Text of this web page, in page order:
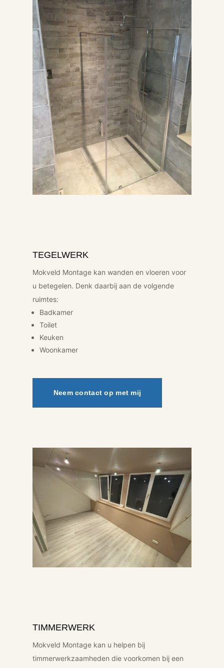
TEGELWERK
Mokveld Montage kan wanden en vloeren voor
u betegelen. Denk daarbij aan de volgende
ruimtes:
Badkamer
Toilet
Keuken
Woonkamer
Neem contact op met mij
TIMMERWERK
Mokveld Montage kan u helpen bij
timmerwerkzaamheden die voorkomen bij een